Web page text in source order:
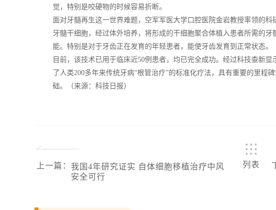
觉，特别是咬硬物的时候容易折断。
面对牙髓再生这一世界难题，空军军医大学口腔医院金岩教授率领的
牙髓干细胞，经过体外培养，将形成的干细胞聚合体植入患者所需的
能。特别是对于牙齿正在发育的年轻患者，能使牙齿发育到正常状态。
目前，该技术已用于临床近50例患者，均已完全成功。经过科技查新
了人类200多年来传统牙病“根管治疗”的标准化疗法，具有重要的里程
础。（来源：科技日报）
上一篇 ： 我国4年研究证实 自体细胞移植治疗中风
安全可行
列表